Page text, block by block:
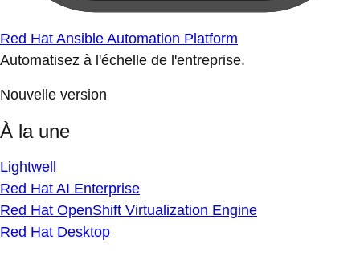
Red Hat Ansible Automation Platform
Automatisez à l'échelle de l'entreprise.
Nouvelle version
À la une
Lightwell
Red Hat AI Enterprise
Red Hat OpenShift Virtualization Engine
Red Hat Desktop